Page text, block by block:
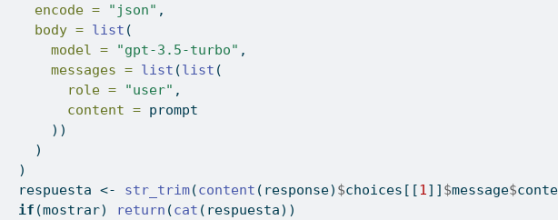
encode =
"json" ,
body = list (
model =
"gpt-3.5-turbo" ,
messages = list (list (
role =
"user" ,
content = prompt
      ))
    )
  )
  respuesta
<- str_trim(content (response) $choices[[1]] $message$
if (mostrar) return (cat (respuesta))